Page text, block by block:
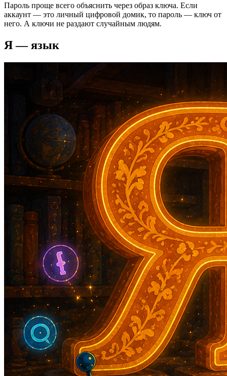
Пароль проще всего объяснить через образ ключа. Если
аккаунт — это личный цифровой домик, то пароль — ключ от
него. А ключи не раздают случайным людям.
Я — язык